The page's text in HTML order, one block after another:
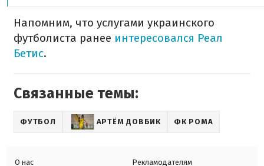
Напомним, что услугами украинского
футболиста ранее интересовался Реал
Бетис.
Связанные темы:
ФУТБОЛ АРТЁМ ДОВБИК ФК РОМА
О нас
Рекламодателям